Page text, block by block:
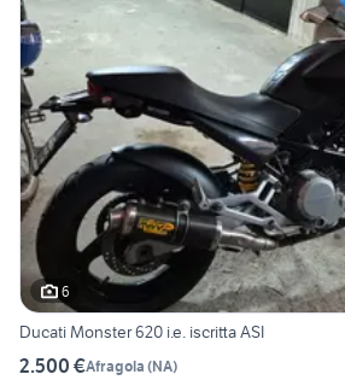
6
Ducati Monster 620 i.e. iscritta ASI
2.500 €Afragola (NA)